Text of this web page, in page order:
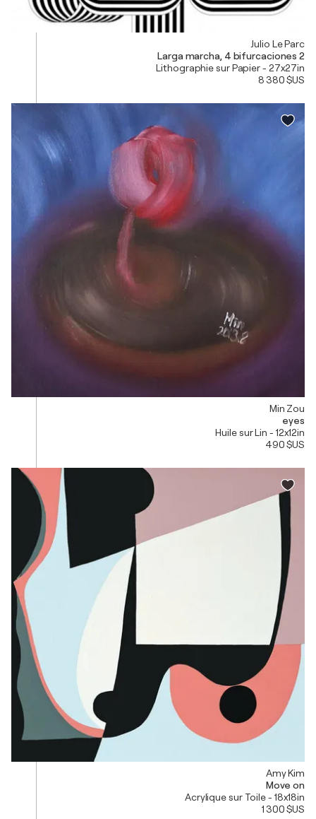
Julio Le Parc
Larga marcha, 4 bifurcaciones 2
Lithographie sur Papier - 27x27in
8 380 $US
Min Zou
eyes
Huile sur Lin - 12x12in
490 $US
Amy Kim
Move on
Acrylique sur Toile - 18x18in
1 300 $US